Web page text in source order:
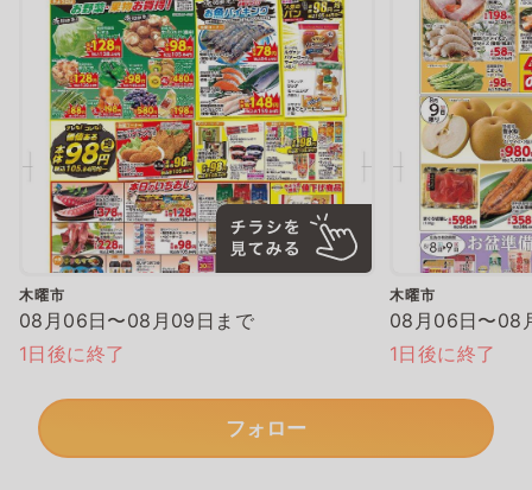
木曜市
08月06日〜08月09日まで
1日後に終了
木曜市
08月06日〜08
1日後に終了
フォロー